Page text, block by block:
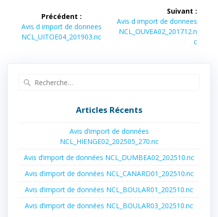
de
l’article
Précédent :
Article
précédent :
Avis d import de donnees
NCL_UITOE04_201903.nc
Suivant :
Article
suivant :
Avis d import de donnees
NCL_OUVEA02_201712.n
c
Articles Récents
Avis d’import de données
NCL_HIENGE02_202505_270.nc
Avis d’import de données NCL_DUMBEA02_202510.nc
Avis d’import de données NCL_CANARD01_202510.nc
Avis d’import de données NCL_BOULAR01_202510.nc
Avis d’import de données NCL_BOULAR03_202510.nc